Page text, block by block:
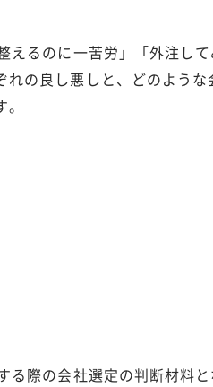
えるのに一苦労」「外注し
の良し悪しと、どのよう
る際の会社選定の判断材料